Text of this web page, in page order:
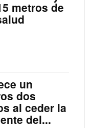
metros de
un
dos
al ceder la
del...